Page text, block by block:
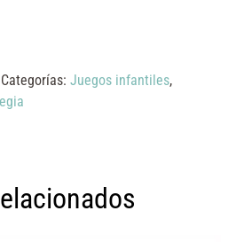
Categorías: Juegos infantiles,